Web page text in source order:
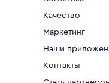
Качество
Маркетинг
Наши
Контакты